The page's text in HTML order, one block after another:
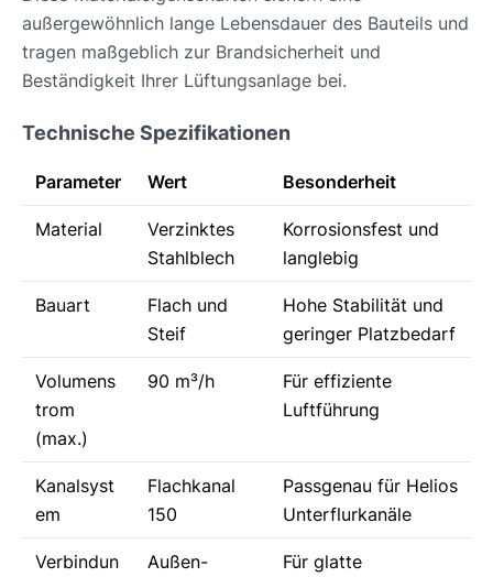
außergewöhnlich lange Lebensdauer des Bauteils und
tragen maßgeblich zur Brandsicherheit und
Beständigkeit Ihrer Lüftungsanlage bei.
Technische Spezifikationen
Parameter Wert Besonderheit
Material
Verzinktes
Stahlblech
Korrosionsfest und
langlebig
Bauart
Flach und
Steif
Hohe Stabilität und
geringer Platzbedarf
Volumens
trom
(max.)
90 m³/h
Für effiziente
Luftführung
Kanalsyst
em
Flachkanal
150
Passgenau für Helios
Unterflurkanäle
Verbindun
Außen-
Für glatte